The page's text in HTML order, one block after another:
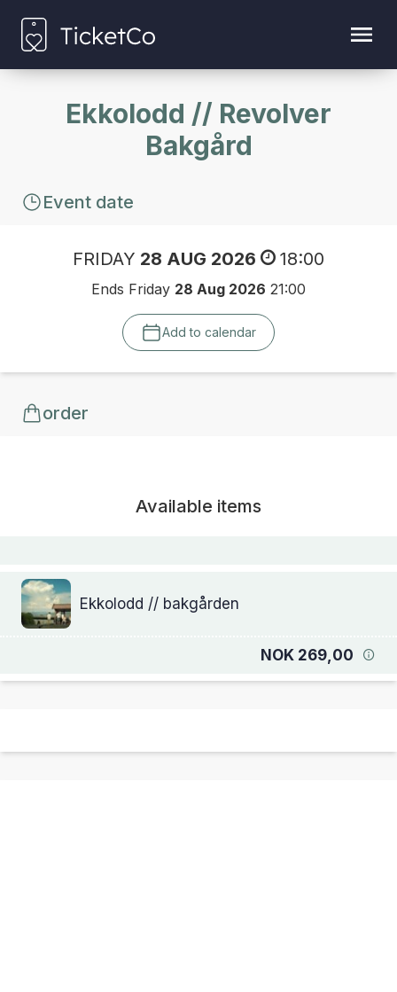
Ekkolodd // Revolver
Bakgård
Event date
FRIDAY 28 AUG 2026 18:00
Ends Friday 28 Aug 2026 21:00
Add to calendar
order
Available items
Ekkolodd // bakgården
NOK 269,00